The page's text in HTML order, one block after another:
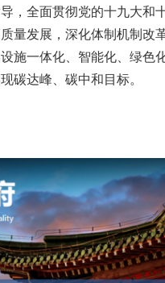
，全面贯彻党的十九大
量发展，深化体制机制
施一体化、智能化、绿
碳达峰、碳中和目标。